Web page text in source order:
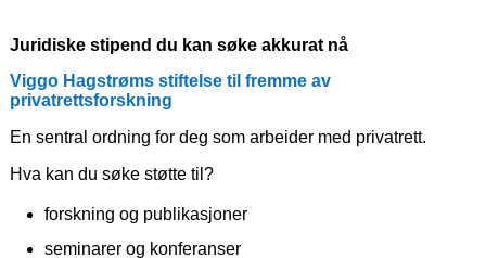
Juridiske stipend du kan søke akkurat nå
Viggo Hagstrøms stiftelse til fremme av
privatrettsforskning
En sentral ordning for deg som arbeider med privatrett.
Hva kan du søke støtte til?
forskning og publikasjoner
seminarer og konferanser